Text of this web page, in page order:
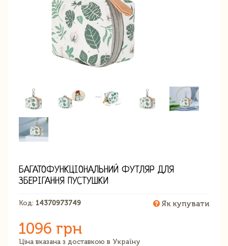
БАГАТОФУНКЦІОНАЛЬНИЙ ФУТЛЯР ДЛЯ
ЗБЕРІГАННЯ ПУСТУШКИ
Код: 14370973749 Як купувати
1096 грн
Ціна вказана з доставкою в Україну